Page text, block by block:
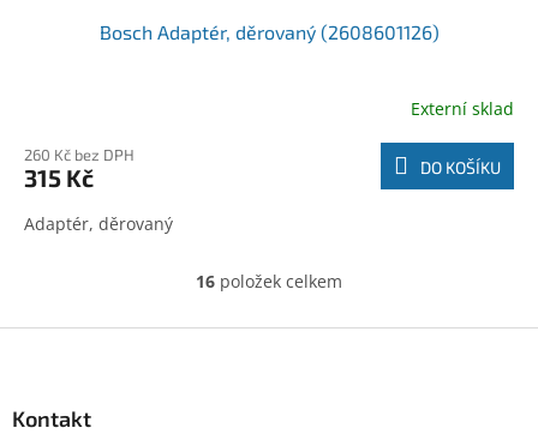
Bosch Adaptér, děrovaný (2608601126)
Externí sklad
260 Kč bez DPH
315 Kč DO KOŠÍKU
Adaptér, děrovaný
O
l
16 položek celkem
Kontakt